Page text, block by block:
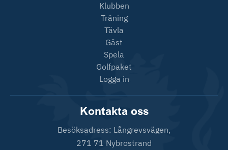
Klubben
Träning
Tävla
Gäst
Spela
Golfpaket
Logga in
Kontakta oss
Besöksadress: Långrevsvägen,
271 71 Nybrostrand